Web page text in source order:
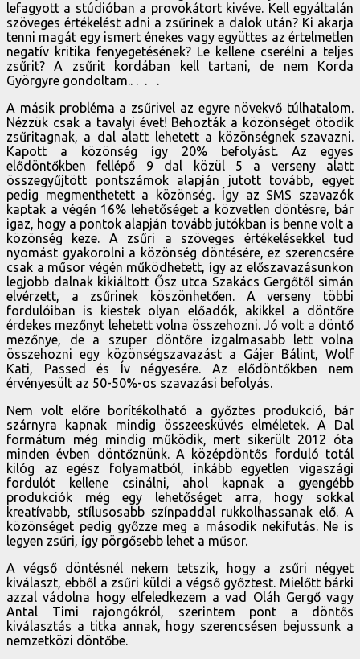
lefagyott a stúdióban a provokátort kivéve. Kell egyáltalán
szöveges értékelést adni a zsűrinek a dalok után? Ki akarja
tenni magát egy ismert énekes vagy együttes az értelmetlen
negatív kritika fenyegetésének? Le kellene cserélni a teljes
zsűrit? A zsűrit kordában kell tartani, de nem Korda
Györgyre gondoltam.. . . .
A másik probléma a zsűrivel az egyre növekvő túlhatalom.
Nézzük csak a tavalyi évet! Behozták a közönséget ötödik
zsűritagnak, a dal alatt lehetett a közönségnek szavazni.
Kapott a közönség így 20% befolyást. Az egyes
elődöntőkben fellépő 9 dal közül 5 a verseny alatt
összegyűjtött pontszámok alapján jutott tovább, egyet
pedig megmenthetett a közönség. Így az SMS szavazók
kaptak a végén 16% lehetőséget a közvetlen döntésre, bár
igaz, hogy a pontok alapján tovább jutókban is benne volt a
közönség keze. A zsűri a szöveges értékelésekkel tud
nyomást gyakorolni a közönség döntésére, ez szerencsére
csak a műsor végén működhetett, így az előszavazásunkon
legjobb dalnak kikiáltott Ősz utca Szakács Gergőtől simán
elvérzett, a zsűrinek köszönhetően. A verseny többi
fordulóiban is kiestek olyan előadók, akikkel a döntőre
érdekes mezőnyt lehetett volna összehozni. Jó volt a döntő
mezőnye, de a szuper döntőre izgalmasabb lett volna
összehozni egy közönségszavazást a Gájer Bálint, Wolf
Kati, Passed és Ív négyesére. Az elődöntőkben nem
érvényesült az 50-50%-os szavazási befolyás.
Nem volt előre borítékolható a győztes produkció, bár
szárnyra kapnak mindig összeesküvés elméletek. A Dal
formátum még mindig működik, mert sikerült 2012 óta
minden évben döntőznünk. A középdöntős forduló totál
kilóg az egész folyamatból, inkább egyetlen vigaszági
fordulót kellene csinálni, ahol kapnak a gyengébb
produkciók még egy lehetőséget arra, hogy sokkal
kreatívabb, stílusosabb színpaddal rukkolhassanak elő. A
közönséget pedig győzze meg a második nekifutás. Ne is
legyen zsűri, így pörgősebb lehet a műsor.
A végső döntésnél nekem tetszik, hogy a zsűri négyet
kiválaszt, ebből a zsűri küldi a végső győztest. Mielőtt bárki
azzal vádolna hogy elfeledkezem a vad Oláh Gergő vagy
Antal Timi rajongókról, szerintem pont a döntős
kiválasztás a titka annak, hogy szerencsésen bejussunk a
nemzetközi döntőbe.